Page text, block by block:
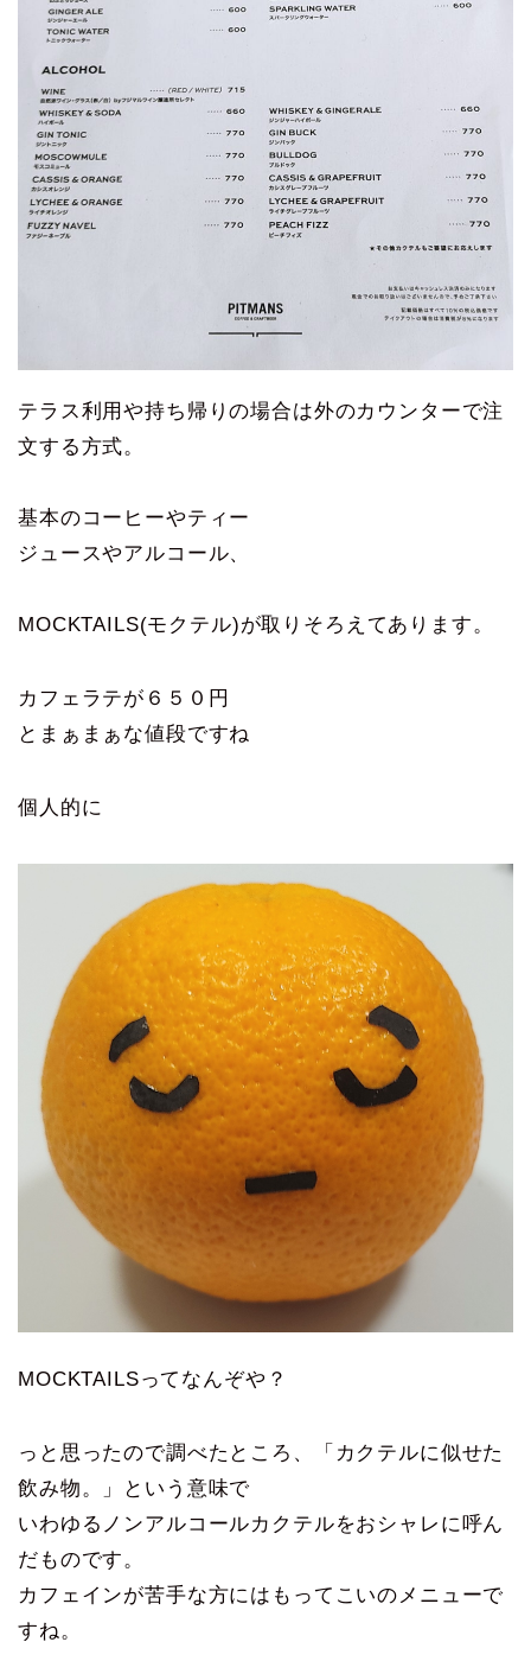
テラス利用や持ち帰りの場合は外のカウンターで注
文する方式。
基本のコーヒーやティー
ジュースやアルコール、
MOCKTAILS(モクテル)が取りそろえてあります。
カフェラテが６５０円
とまぁまぁな値段ですね
個人的に
MOCKTAILSってなんぞや？
っと思ったので調べたところ、「カクテルに似せた
飲み物。」という意味で
いわゆるノンアルコールカクテルをおシャレに呼ん
だものです。
カフェインが苦手な方にはもってこいのメニューで
すね。